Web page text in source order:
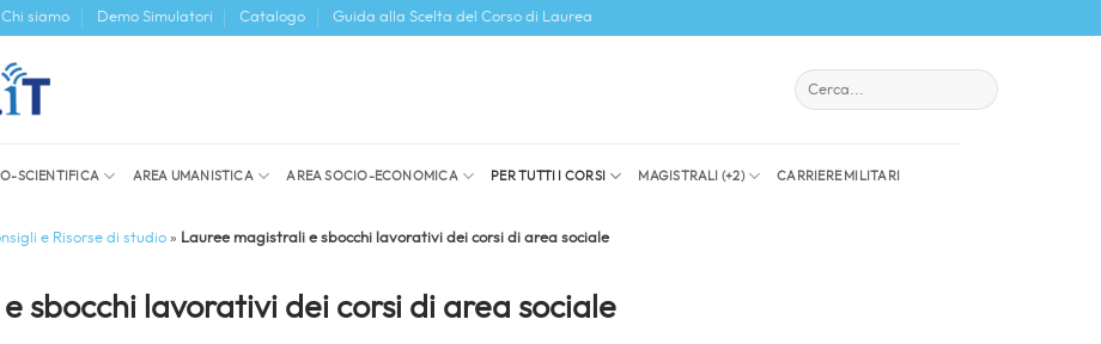
Chi siamo Demo Simulatori Catalogo Guida alla Scelta del Corso di Laurea
SCIENTIFICA AREA UMANISTICA AREA SOCIO-ECONOMICA PER TUTTI I CORSI MAGISTRALI (+2) CARRIERE MILITARI
e Risorse di studio » Lauree magistrali e sbocchi lavorativi dei corsi di area sociale
sbocchi lavorativi dei corsi di area sociale